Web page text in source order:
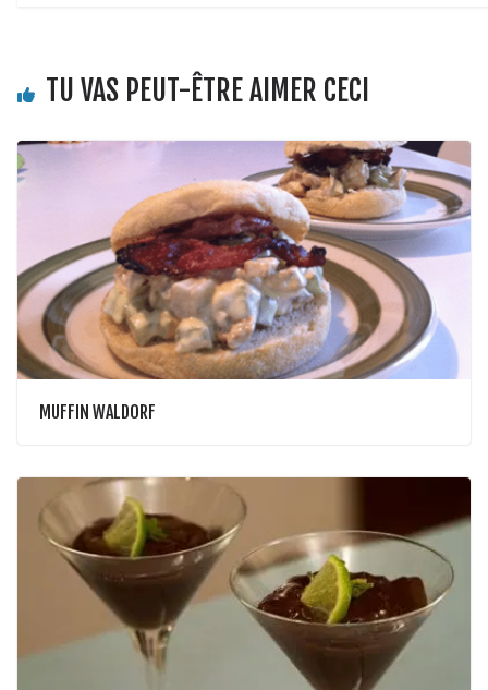
TU VAS PEUT-ÊTRE AIMER CECI
MUFFIN WALDORF